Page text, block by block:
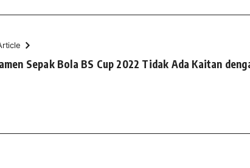
Sepak Bola BS Cup 2022 Tidak Ada Kaitan